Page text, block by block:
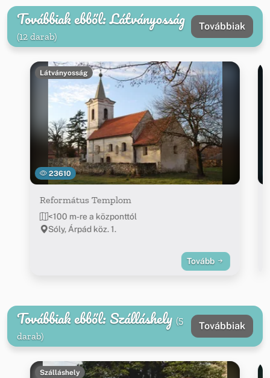
Továbbiak ebből: Látványosság
(12 darab)
Továbbiak
23610
Látványosság
Református Templom
<100 m-re a központtól
Sóly, Árpád köz. 1.
Tovább
Továbbiak ebből: Szálláshely (5
darab)
Továbbiak
Szálláshely